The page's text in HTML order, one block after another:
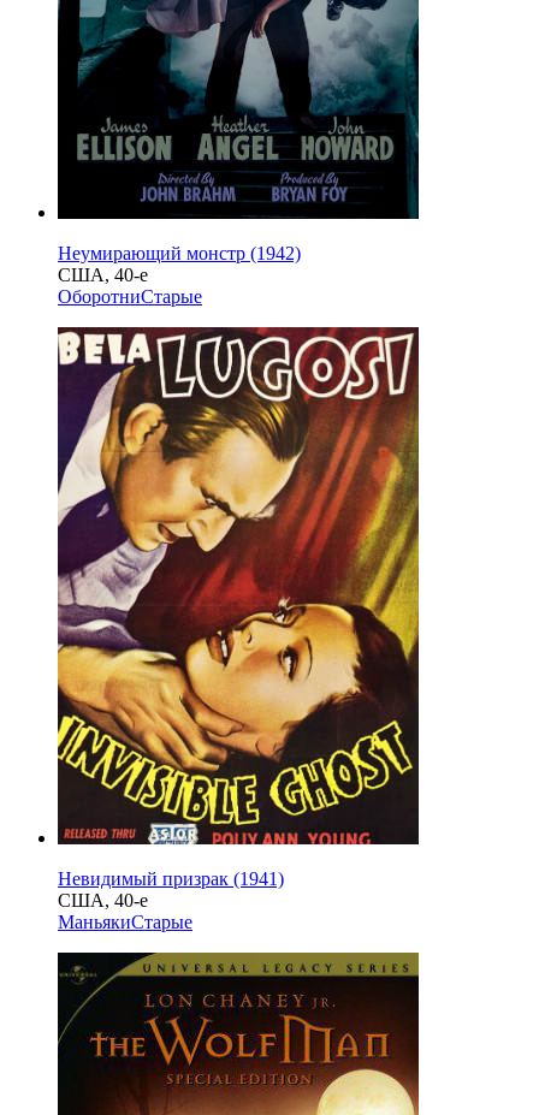
Неумирающий монстр (1942)
США, 40-е
ОборотниСтарые
Невидимый призрак (1941)
США, 40-е
МаньякиСтарые